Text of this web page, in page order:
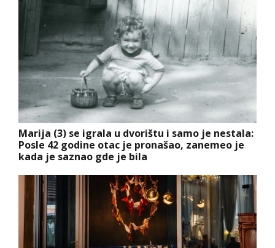
Marija (3) se igrala u dvorištu i samo je nestala:
Posle 42 godine otac je pronašao, zanemeo je
kada je saznao gde je bila